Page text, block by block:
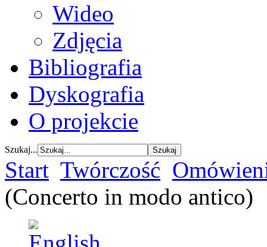
Wideo
Zdjęcia
Bibliografia
Dyskografia
O projekcie
Szukaj...
Start Twórczość
(Concerto in modo antico)